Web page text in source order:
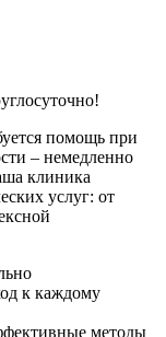
помощь при
– немедленно
клиника
услуг: от
к каждому
методы